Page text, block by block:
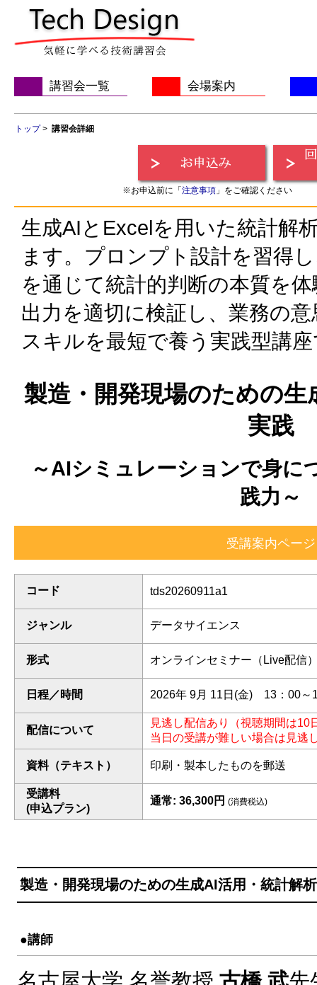
講習会一覧 会場案内
トップ> 講習会詳細
※お申込前に「 注意事項」をご確認ください
生成AIとExcelを用いた統計解
ます。プロンプト設計を習得
を通じて統計的判断の本質を
出力を適切に検証し、業務の
スキルを最短で養う実践型講
製造・開発現場のための生
実践
～AIシミュレーションで身に
践力～
コード tds20260911a1
ジャンル データサイエンス
形式 オンラインセミナー（Live配信
日程／時間 2026年 9月 11日(金) 13：00～
配信について
見逃し配信あり（視聴期間は10
当日の受講が難しい場合は見逃
資料（テキスト） 印刷・製本したものを郵送
受講料
(申込プラン)
通常: 36,300円 (消費税込)
製造・開発現場のための生成AI活用・統計解
●講師